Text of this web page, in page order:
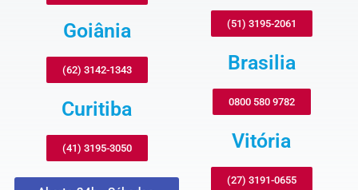
Goiânia
(62) 3142-1343
Curitiba
(41) 3195-3050
(51) 3195-2061
Brasilia
0800 580 9782
Vitória
(27) 3191-0655